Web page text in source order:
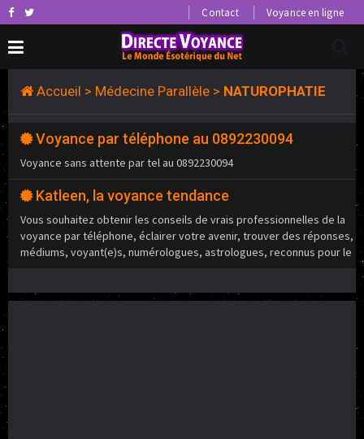
Contact Voyance en ligne
Accueil > Médecine Parallèle > NATUROPHATIE
Voyance par téléphone au 0892230094
Voyance sans attente par tel au 0892230094
Katleen, la voyance tendance
Vous souhaitez obtenir les conseils de vrais professionnelles de la
voyance par téléphone, éclairer votre avenir, trouver des réponses,
médiums, voyant(e)s, numérologues, astrologues, reconnus pour le